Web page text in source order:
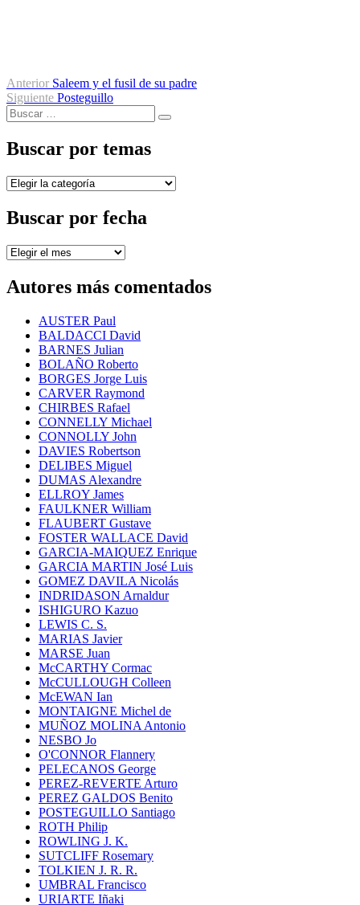
Navegación
de
entradas
Anterior Entrada
anterior:
Saleem y el fusil de su padre
Siguiente Entrada
Posteguillo
Buscar
por:
Buscar
Buscar por temas
Buscar
temas
Buscar por fecha
Buscar
fecha
Autores más comentados
AUSTER Paul
BALDACCI David
BARNES Julian
BOLAÑO Roberto
BORGES Jorge Luis
CARVER Raymond
CHIRBES Rafael
CONNELLY Michael
CONNOLLY John
DAVIES Robertson
DELIBES Miguel
DUMAS Alexandre
ELLROY James
FAULKNER William
FLAUBERT Gustave
FOSTER WALLACE David
GARCIA-MAIQUEZ Enrique
GARCIA MARTIN José Luis
GOMEZ DAVILA Nicolás
INDRIDASON Arnaldur
ISHIGURO Kazuo
LEWIS C. S.
MARIAS Javier
MARSE Juan
McCARTHY Cormac
McCULLOUGH Colleen
McEWAN Ian
MONTAIGNE Michel de
MUÑOZ MOLINA Antonio
NESBO Jo
O'CONNOR Flannery
PELECANOS George
PEREZ-REVERTE Arturo
PEREZ GALDOS Benito
POSTEGUILLO Santiago
ROTH Philip
ROWLING J. K.
SUTCLIFF Rosemary
TOLKIEN J. R. R.
UMBRAL Francisco
URIARTE Iñaki